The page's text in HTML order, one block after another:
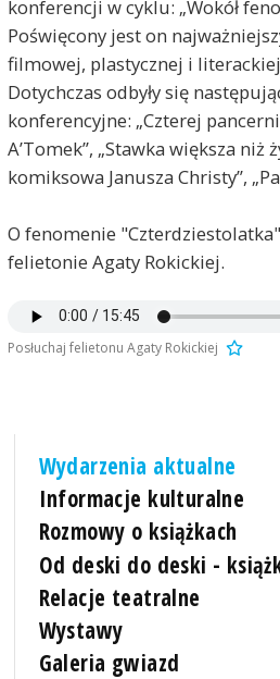
konferencji w cyklu: „Wokół
Poświęcony jest on
filmowej, plastycznej i literackiej
Dotychczas odbyły się
konferencyjne: „Czterej
A’Tomek”, „Stawka większa niż
komiksowa Janusza Christy”,
O fenomenie
felietonie Agaty Rokickiej.
Posłuchaj felietonu Agaty Rokickiej
Wydarzenia aktualne
Informacje kulturalne
Rozmowy o książkach
Od deski do deski -
Relacje teatralne
Wystawy
Galeria gwiazd